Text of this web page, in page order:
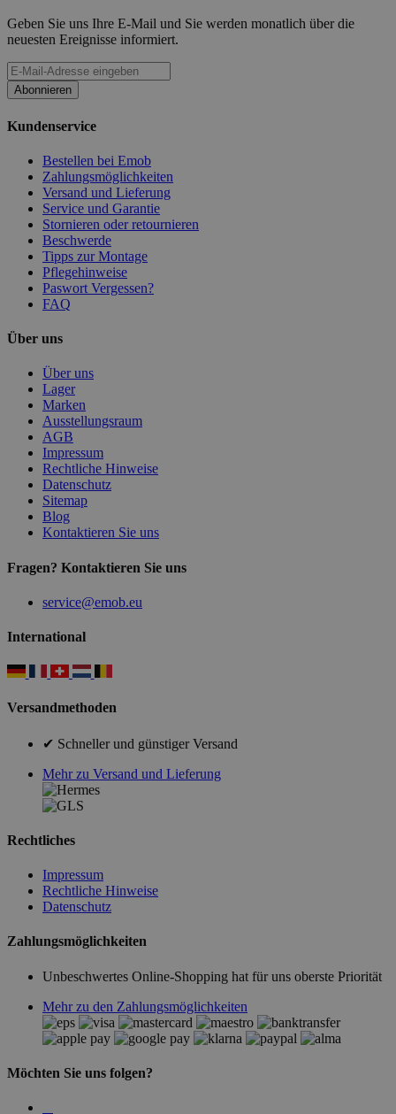
Geben Sie uns Ihre E-Mail und Sie werden monatlich über die
neuesten Ereignisse informiert.
Abonnieren
Kundenservice
Bestellen bei Emob
Zahlungsmöglichkeiten
Versand und Lieferung
Service und Garantie
Stornieren oder retournieren
Beschwerde
Tipps zur Montage
Pflegehinweise
Paswort Vergessen?
FAQ
Über uns
Über uns
Lager
Marken
Ausstellungsraum
AGB
Impressum
Rechtliche Hinweise
Datenschutz
Sitemap
Blog
Kontaktieren Sie uns
Fragen? Kontaktieren Sie uns
service@emob.eu
International
Versandmethoden
✔ Schneller und günstiger Versand
Mehr zu Versand und Lieferung
Rechtliches
Impressum
Rechtliche Hinweise
Datenschutz
Zahlungsmöglichkeiten
Unbeschwertes Online-Shopping hat für uns oberste Priorität
Mehr zu den Zahlungsmöglichkeiten
Möchten Sie uns folgen?